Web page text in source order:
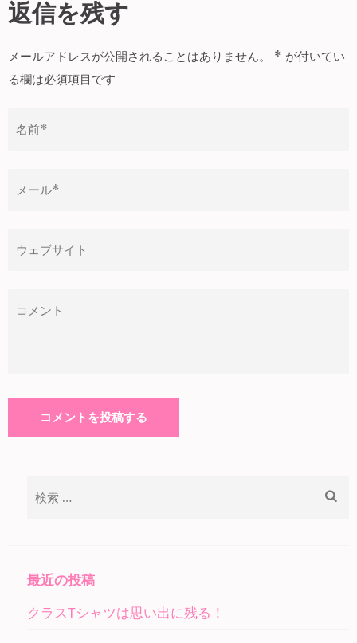
稿
ナ
ビ
ゲ
シ
返信を残す
メールアドレスが公開されることはありません。 * が付いてい
る欄は必須項目です
最近の投稿
クラスTシャツは思い出に残る！